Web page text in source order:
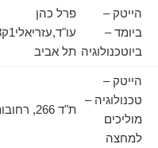
הייטק –
ביומד –
ביוטכנולוגיה
פרל כהן
עו"ד,עזריאלי1ק18',
תל אביב
הייטק –
טכנולוגיה –
מוליכים
למחצה